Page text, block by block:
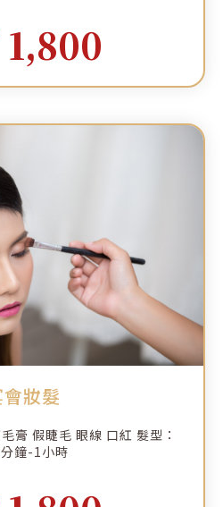
妝髮
膏 假睫毛 眼線 口紅 髮型：
鐘-1小時